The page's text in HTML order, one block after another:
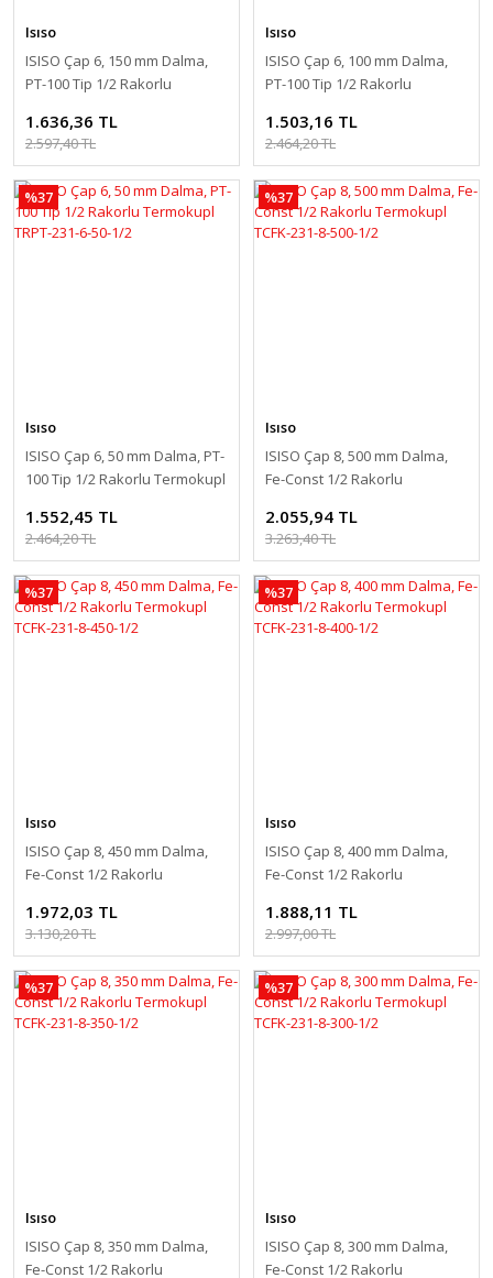
Isıso
ISISO Çap 6, 150 mm Dalma,
PT-100 Tip 1/2 Rakorlu
1.636,36 TL
2.597,40 TL
Isıso
ISISO Çap 6, 100 mm Dalma,
PT-100 Tip 1/2 Rakorlu
1.503,16 TL
2.464,20 TL
%37
Isıso
ISISO Çap 6, 50 mm Dalma, PT-
100 Tip 1/2 Rakorlu Termokupl
1.552,45 TL
2.464,20 TL
%37
Isıso
ISISO Çap 8, 500 mm Dalma,
Fe-Const 1/2 Rakorlu
2.055,94 TL
3.263,40 TL
%37
Isıso
ISISO Çap 8, 450 mm Dalma,
Fe-Const 1/2 Rakorlu
1.972,03 TL
3.130,20 TL
%37
Isıso
ISISO Çap 8, 400 mm Dalma,
Fe-Const 1/2 Rakorlu
1.888,11 TL
2.997,00 TL
%37
Isıso
ISISO Çap 8, 350 mm Dalma,
Fe-Const 1/2 Rakorlu
%37
Isıso
ISISO Çap 8, 300 mm Dalma,
Fe-Const 1/2 Rakorlu